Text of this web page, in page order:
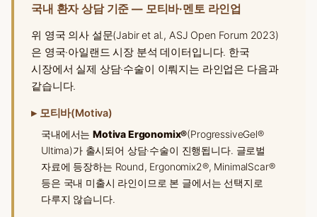
국내 환자 상담 기준 — 모티바·멘토 라인업
위 영국 의사 설문(Jabir et al., ASJ Open Forum 2023)
은 영국·아일랜드 시장 분석 데이터입니다. 한국
시장에서 실제 상담·수술이 이뤄지는 라인업은 다음과
같습니다.
▸ 모티바(Motiva)
국내에서는Motiva Ergonomix®(ProgressiveGel®
Ultima)가 출시되어 상담·수술이 진행됩니다. 글로벌
자료에 등장하는 Round, Ergonomix2®, MinimalScar®
등은 국내 미출시 라인이므로 본 글에서는 선택지로
다루지 않습니다.